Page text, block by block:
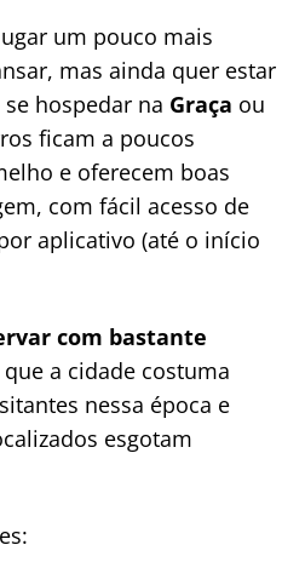
um pouco mais
mas ainda quer estar
hospedar na Graça ou
ficam a poucos
e oferecem boas
com fácil acesso de
aplicativo (até o início
com bastante
que a cidade costuma
nessa época e
esgotam